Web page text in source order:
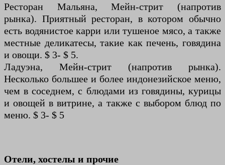
Ресторан Мальяна, Мейн-стрит (напротив
рынка). Приятный ресторан, в котором обычно
есть водянистое карри или тушеное мясо, а также
местные деликатесы, такие как печень, говядина
и овощи. $ 3- $ 5.
Ладуэна, Мейн-стрит (напротив рынка).
Несколько большее и более индонезийское меню,
чем в соседнем, с блюдами из говядины, курицы
и овощей в витрине, а также с выбором блюд по
меню. $ 3- $ 5
Отели, хостелы и прочие